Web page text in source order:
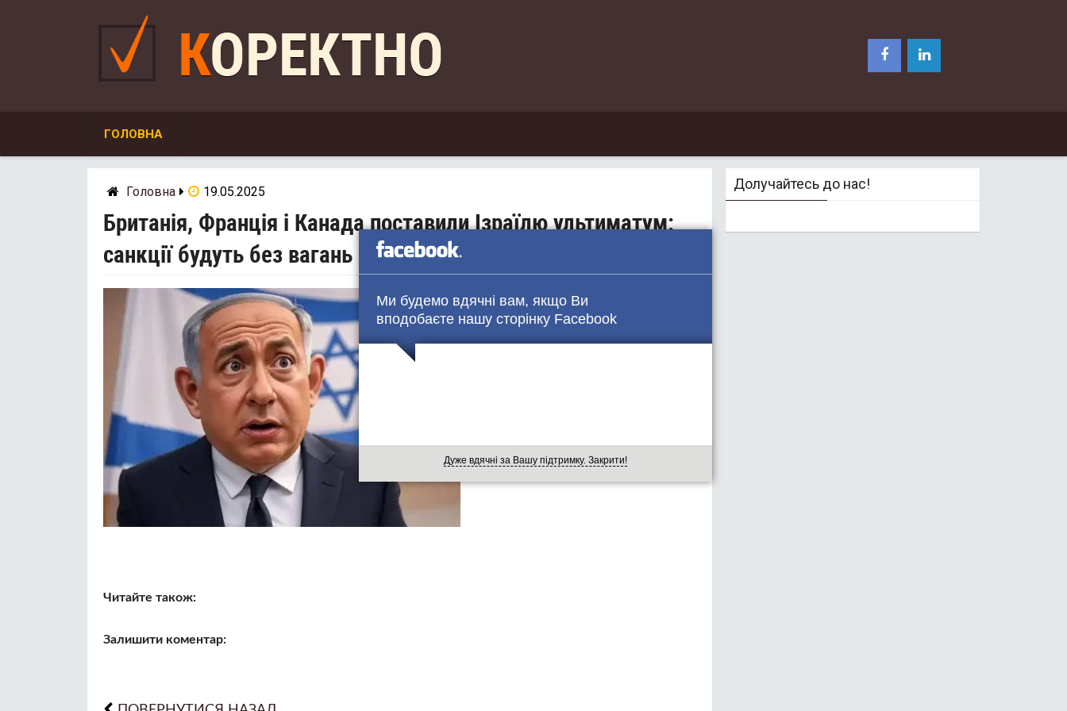
Ми будемо вдячні вам, якщо Ви
вподобаєте нашу сторінку Facebook
Дуже вдячні за Вашу підтримку. Закрити!
КОРЕКТНО
ГОЛОВНА
Головна 19.05.2025
Британія, Франція і Канада поставили Ізраїлю ультиматум:
санкції будуть без вагань
Читайте також:
Залишити коментар:
Долучайтесь до нас!